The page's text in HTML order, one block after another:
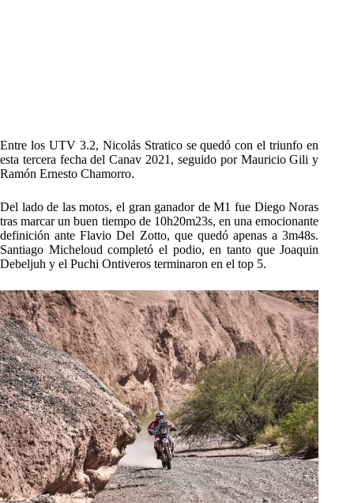
Entre los UTV 3.2, Nicolás Stratico se quedó con el triunfo en
esta tercera fecha del Canav 2021, seguido por Mauricio Gili y
Ramón Ernesto Chamorro.
Del lado de las motos, el gran ganador de M1 fue Diego Noras
tras marcar un buen tiempo de 10h20m23s, en una emocionante
definición ante Flavio Del Zotto, que quedó apenas a 3m48s.
Santiago Micheloud completó el podio, en tanto que Joaquin
Debeljuh y el Puchi Ontiveros terminaron en el top 5.